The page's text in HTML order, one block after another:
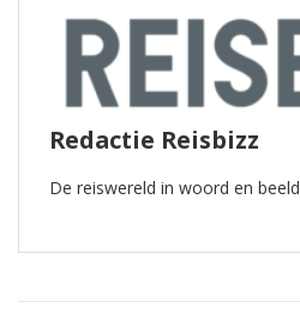
Redactie Reisbizz
De reiswereld in woord en beeld